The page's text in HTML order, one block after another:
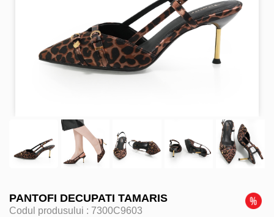
PANTOFI DECUPATI TAMARIS
Codul produsului : 7300C9603